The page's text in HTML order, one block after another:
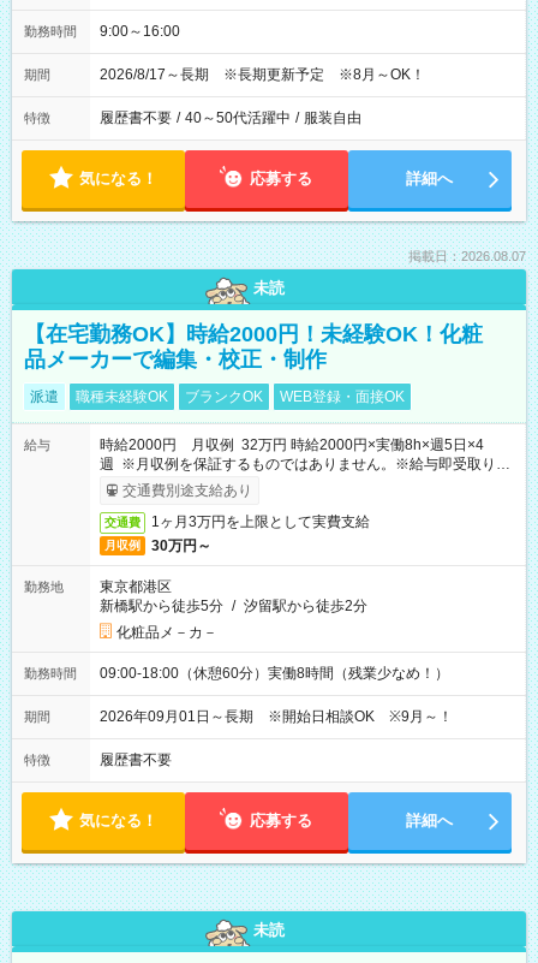
勤務時間 9:00～16:00
期間 2026/8/17～長期 ※長期更新予定 ※8月～OK！
特徴 履歴書不要 / 40～50代活躍中 / 服装自由
気になる！ 応募する 詳細へ
掲載日：2026.08.07
未読
【在宅勤務OK】時給2000円！未経験OK！化粧
品メーカーで編集・校正・制作
派遣 職種未経験OK ブランクOK WEB登録・面接OK
給与
時給2000円 月収例 32万円 時給2000円×実働8h×週5日×4
週 ※月収例を保証するものではありません。※給与即受取りサ
ービス利用可（利用条件有）
交通費別途支給あり
交通費 1ヶ月3万円を上限として実費支給
月収例 30万円～
勤務地
東京都港区
新橋駅から徒歩5分 / 汐留駅から徒歩2分
化粧品メ－カ－
勤務時間 09:00-18:00（休憩60分）実働8時間（残業少なめ！）
期間 2026年09月01日～長期 ※開始日相談OK ※9月～！
特徴 履歴書不要
気になる！ 応募する 詳細へ
未読